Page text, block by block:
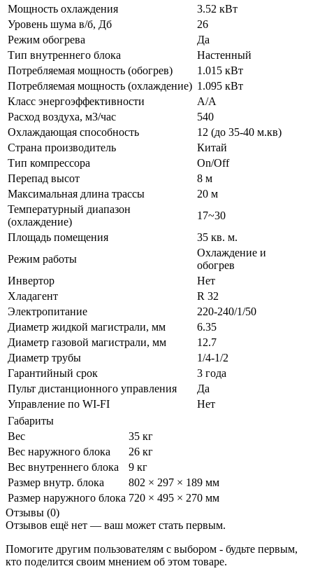
Мощность охлаждения
3.52 кВт
Уровень шума в/б, Дб
26
Режим обогрева
Да
Тип внутреннего блока
Настенный
Потребляемая мощность (обогрев)
1.015 кВт
Потребляемая мощность (охлаждение) 1.095 кВт
Класс энергоэффективности
A/A
Расход воздуха, м3/час
540
Охлаждающая способность
12 (до 35-40 м.кв)
Страна производитель
Китай
Тип компрессора
On/Off
Перепад высот
8 м
Максимальная длина трассы
20 м
Температурный диапазон
(охлаждение)
17~30
Площадь помещения
35 кв. м.
Режим работы
Охлаждение и
обогрев
Инвертор
Нет
Хладагент
R 32
Электропитание
220-240/1/50
Диаметр жидкой магистрали, мм
6.35
Диаметр газовой магистрали, мм
12.7
Диаметр трубы
1/4-1/2
Гарантийный срок
3 года
Пульт дистанционного управления
Да
Управление по WI-FI
Нет
Габариты
Вес
35 кг
Вес наружного блока
26 кг
Вес внутреннего блока
9 кг
Размер внутр. блока
802 × 297 × 189 мм
Размер наружного блока 720 × 495 × 270 мм
Отзывы (0)
Отзывов ещё нет — ваш может стать первым.
Помогите другим пользователям с выбором - будьте первым,
кто поделится своим мнением об этом товаре.